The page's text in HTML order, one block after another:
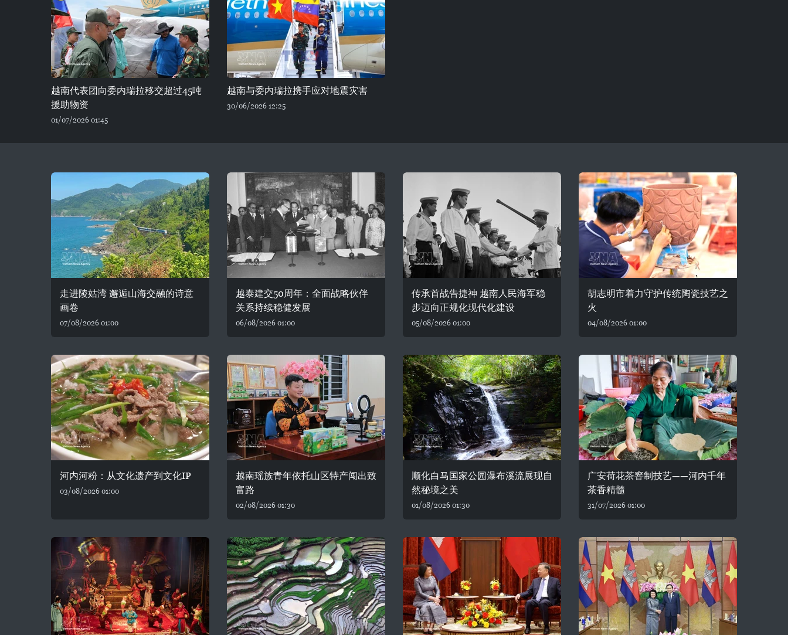
越南代表团向委内瑞拉移交超过45吨
援助物资
01/07/2026 01:45
越南与委内瑞拉携手应对地震灾害
30/06/2026 12:25
走进陵姑湾 邂逅山海交融的诗意
画卷
07/08/2026 01:00
越泰建交50周年：全面战略伙伴
关系持续稳健发展
06/08/2026 01:00
传承首战告捷神 越南人民海军稳
步迈向正规化现代化建设
05/08/2026 01:00
胡志明市着力守护传统陶瓷技艺之
火
04/08/2026 01:00
河内河粉：从文化遗产到文化IP
03/08/2026 01:00
越南瑶族青年依托山区特产闯出致
富路
02/08/2026 01:30
顺化白马国家公园瀑布溪流展现自
然秘境之美
01/08/2026 01:30
广安荷花茶窨制技艺——河内千年
茶香精髓
31/07/2026 01:00